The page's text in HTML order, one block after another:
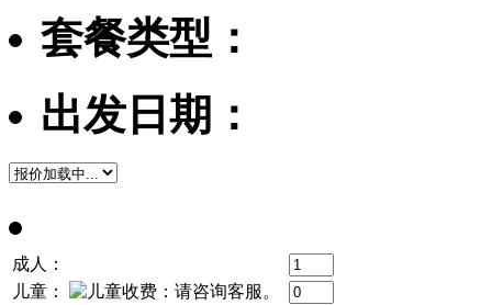
套餐类型：
出发日期：
成人：
儿童：